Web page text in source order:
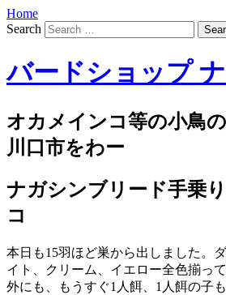
Home
Search
バードショップ
オカメインコ等の小鳥
川口市をわー
ナガシンブリード手乗
コ
本日も15羽ほど巣から出しました。
イト、クリーム、イエロー全色揃っ
外にも、もうすぐ1人餌、1人餌の子